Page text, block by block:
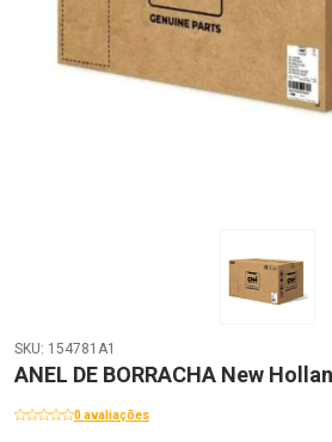
SKU: 154781A1
ANEL DE BORRACHA New
0 avaliações